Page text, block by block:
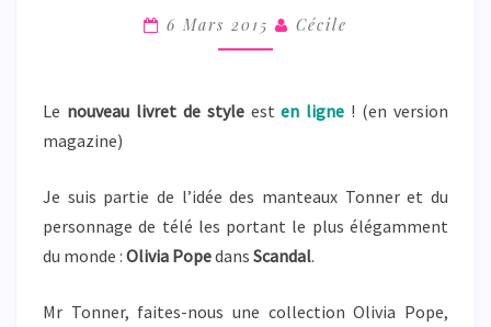
MISS
VINYL
BECOMING
6 Mars 2015 Cécile
Le nouveau livret de styleesten ligne ! (en version
magazine)
Je suis partie de l’idée des manteaux Tonner et du
personnage de télé les portant le plus élégamment
du monde : Olivia Popedans Scandal.
Mr Tonner, faites-nous une collection Olivia Pope,